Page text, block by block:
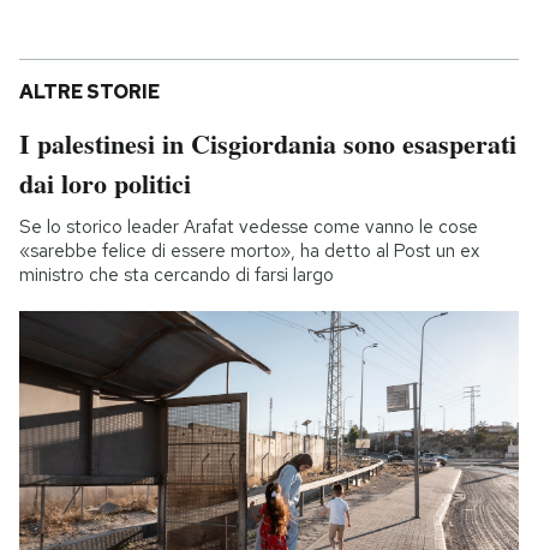
ALTRE STORIE
I palestinesi in Cisgiordania sono esasperati
dai loro politici
Se lo storico leader Arafat vedesse come vanno le cose
«sarebbe felice di essere morto», ha detto al Post un ex
ministro che sta cercando di farsi largo